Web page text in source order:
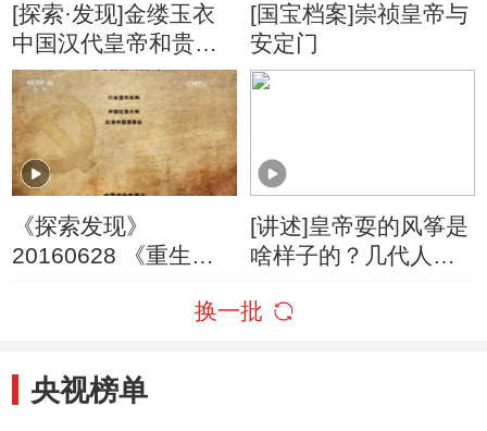
[探索·发现]金缕玉衣
中国汉代皇帝和贵族
的殓服
[国宝档案]崇祯皇帝与
安定门
《探索发现》
20160628 《重生》
[讲述]皇帝耍的风筝是
啥样子的？几代人把
换一批
央视榜单